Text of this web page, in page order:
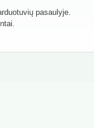
pasaulyje.